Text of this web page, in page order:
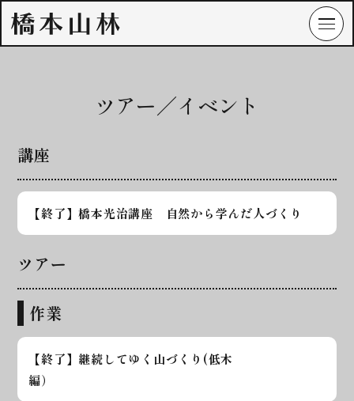
ツアー／イベント
講座
【終了】橋本光治講座 自然から学んだ人づくり
ツアー
作業
【終了】継続してゆく山づくり(低木
編）